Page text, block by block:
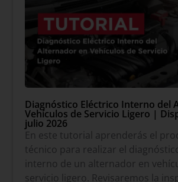
Diagnóstico Eléctrico Interno del
Vehículos de Servicio Ligero |
julio 2026
En este tutorial aprenderás el
técnico para realizar el
interno de un alternador en
servicio ligero. Revisaremos la